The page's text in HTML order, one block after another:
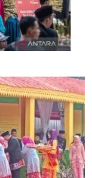
dan kota global